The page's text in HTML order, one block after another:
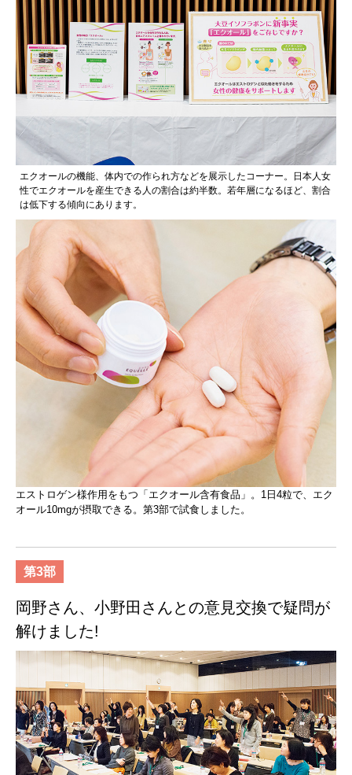
エクオールの機能、体内での作られ方などを展示したコーナー。日本人女
性でエクオールを産生できる人の割合は約半数。若年層になるほど、割合
は低下する傾向にあります。
エストロゲン様作用をもつ「エクオール含有食品」。1日4粒で、エク
オール10mgが摂取できる。第3部で試食しました。
第3部
岡野さん、小野田さんとの意見交換で疑問が
解けました!